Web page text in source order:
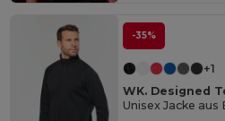
-35%
+1
WK. Designed